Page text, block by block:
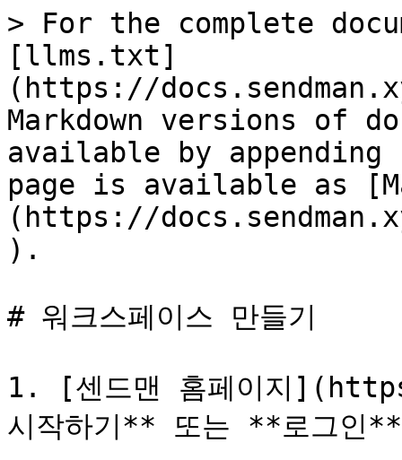
> For the complete
[llms.txt]
(https://
Markdown versions of
available by
page is available as
(https://
).
# 워크스페이스 만들기
1. [센드맨 홈페이지
시작하기** 또는 **로그인